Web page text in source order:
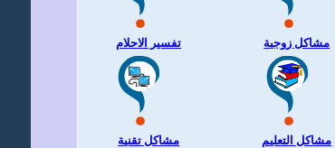
تفسير الاحلام مشاكل زوجية
مشاكل تقنية مشاكل التعليم